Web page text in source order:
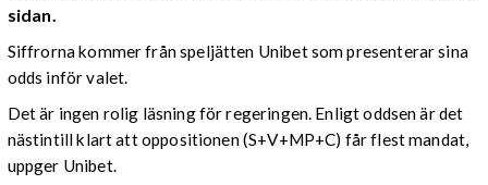
sidan.
Siffrorna kommer från speljätten Unibet som presenterar sina
odds inför valet.
Det är ingen rolig läsning för regeringen. Enligt oddsen är det
nästintill klart att oppositionen (S+V+MP+C) får flest mandat,
uppger Unibet.